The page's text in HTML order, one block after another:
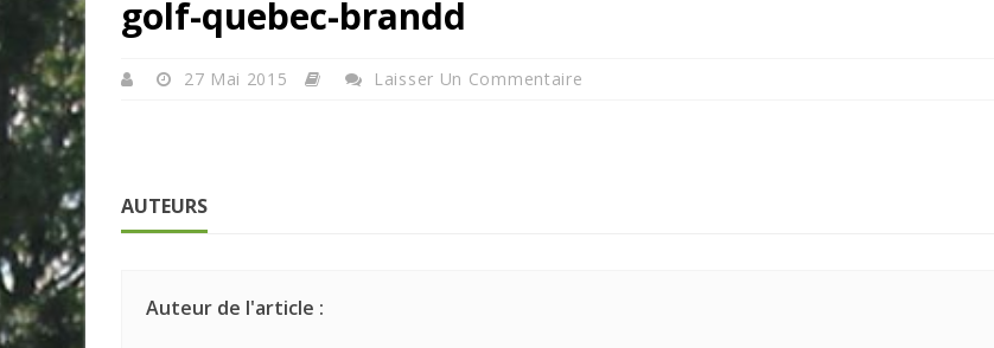
golf-quebec-brandd
27 Mai 2015 Laisser Un Commentaire
AUTEURS
Auteur de l'article :